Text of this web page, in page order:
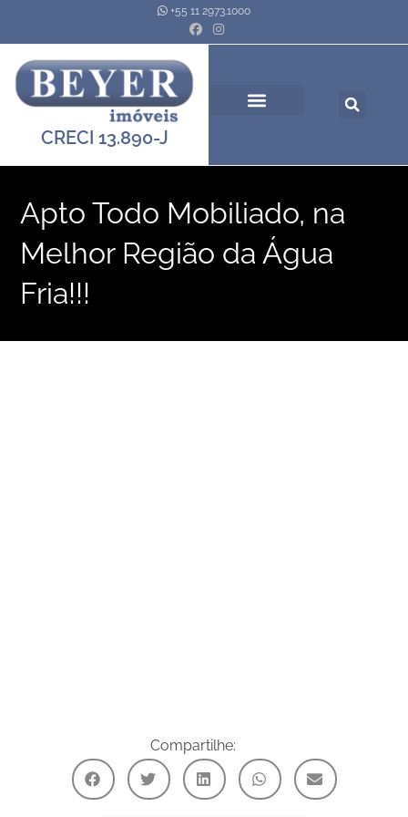
+55 11 2973.1000
CRECI 13.890-J
Apto Todo Mobiliado, na
Melhor Região da Água
Fria!!!
Compartilhe: